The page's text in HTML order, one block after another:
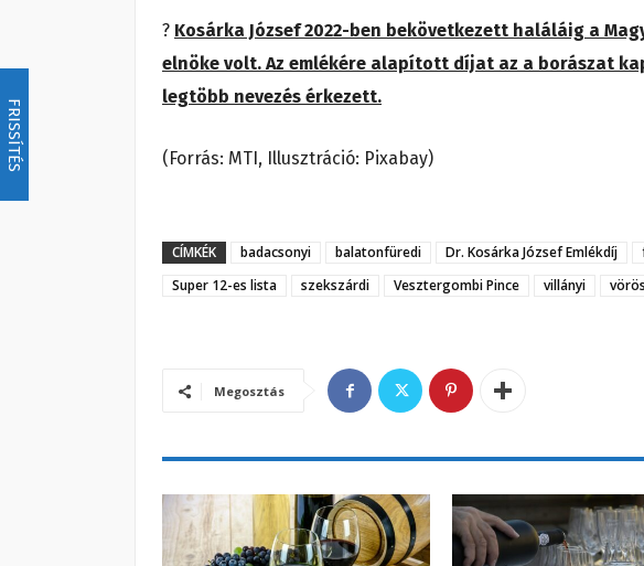
FRISSÍTÉS
? Kosárka József 2022-ben bekövetkezett haláláig a
elnöke volt. Az emlékére alapított díjat az a borászat
legtöbb nevezés érkezett.
(Forrás: MTI, Illusztráció: Pixabay)
CÍMKÉK badacsonyi balatonfüredi Dr. Kosárka József Emlékdíj
Super 12-es lista
szekszárdi Vesztergombi Pince villányi
Megosztás